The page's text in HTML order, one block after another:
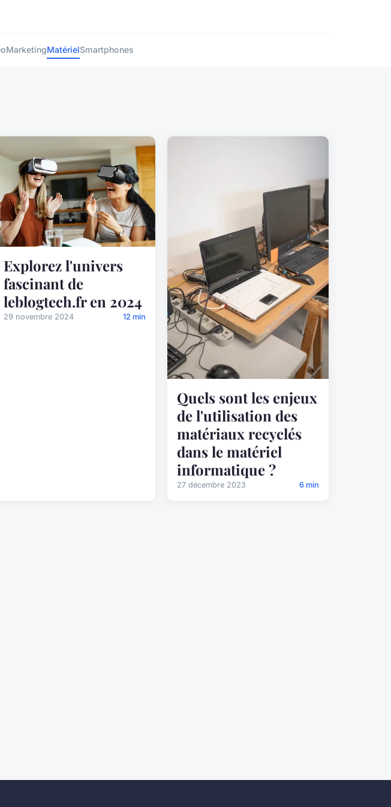
MarketingMatérielSmartphones
Explorez l'univers
fascinant de
leblogtech.fr en 2024
29 novembre 2024 12 min
Quels sont les enjeux
de l'utilisation des
matériaux recyclés
dans le matériel
informatique ?
27 décembre 2023 6 min